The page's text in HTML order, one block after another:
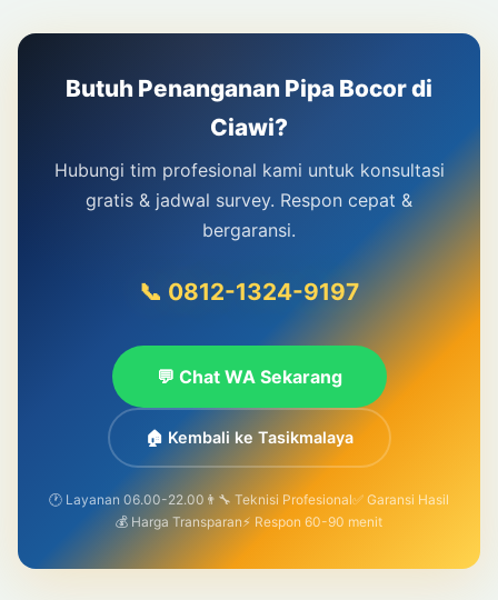
Butuh Penanganan Pipa Bocor di
Ciawi?
Hubungi tim profesional kami untuk konsultasi
gratis & jadwal survey. Respon cepat &
bergaransi.
📞 0812-1324-9197
💬 Chat WA Sekarang
🏠 Kembali ke Tasikmalaya
🕐 Layanan 06.00-22.00 👨‍🔧 Teknisi Profesional✅ Garansi Hasil
💰 Harga Transparan⚡ Respon 60-90 menit